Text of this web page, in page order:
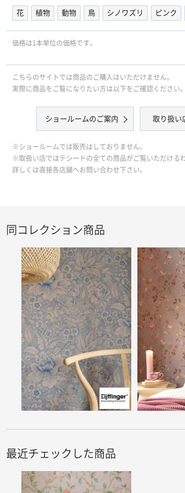
花
植物 動物 鳥 シノワズリ ピンク
価格は1本単位の価格です｡
こちらのサイトでは商品のご購入はいただけません。
実際に商品をご覧になりたい方は以下をご確認ください。
ショールームのご案内 取り扱い
※ショールームでは販売はしておりません。
※取扱い店ではテシードの全ての商品がご覧いただける
詳しくは直接各店舗へお問い合わせ下さい。
同コレクション商品
最近チェックした商品